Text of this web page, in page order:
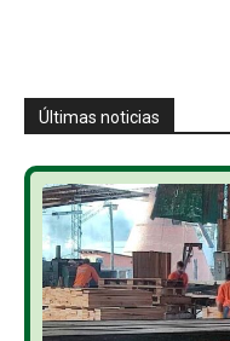
Últimas noticias